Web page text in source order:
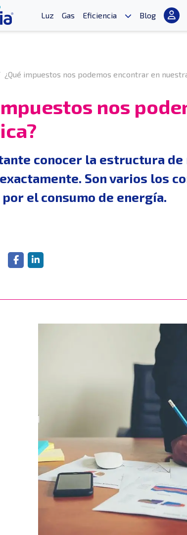
Luz Gas Eficiencia Blog
¿Qué impuestos nos podemos encontrar en
nos
conocer la estructura
Son varios los
el consumo de energía.